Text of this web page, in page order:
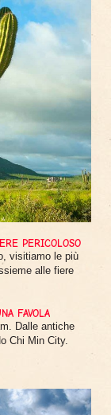
PERICOLOSO
visitiamo le più
alle fiere
FAVOLA
Dalle antiche
Chi Min City.